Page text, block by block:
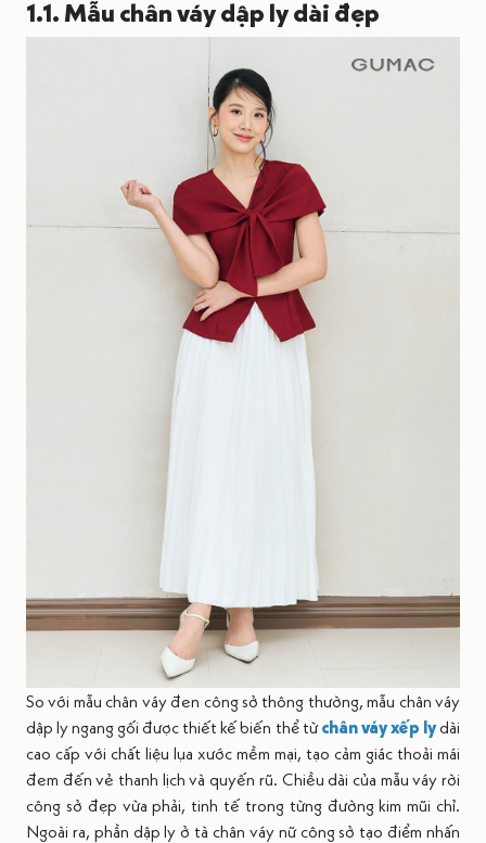
1.1. Mẫu chân váy dập ly dài đẹp
So với mẫu chân váy đen công sở thông thường, mẫu chân váy
dập ly ngang gối được thiết kế biến thể từchân váy xếp lydài
cao cấp với chất liệu lụa xước mềm mại, tạo cảm giác thoải mái
đem đến vẻ thanh lịch và quyến rũ. Chiều dài của mẫu váy rời
công sở đẹp vừa phải, tinh tế trong từng đường kim mũi chỉ.
Ngoài ra, phần dập ly ở tà chân váy nữ công sở tạo điểm nhấn